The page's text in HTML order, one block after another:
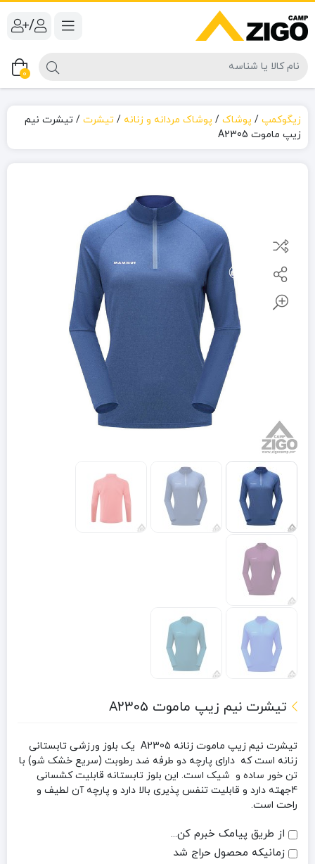
/
0
زیگوکمپ / پوشاک / پوشاک مردانه و زنانه / تیشرت / تیشرت نیم
زیپ ماموت A2305
تیشرت نیم زیپ ماموت A2305
تیشرت نیم زیپ ماموت زنانه A2305
یک بلوز ورزشی تابستانی
زنانه است که دارای پارچه دو طرفه ضد رطوبت (سریع خشک شو) با
تن خور ساده و شیک است. این بلوز تابستانه قابلیت ‌کشسانی
4جهته دارد و قابلیت تنفس پذیری بالا دارد و پارچه آن لطیف و
راحت است.
از طریق پیامک خبرم کن...
زمانیکه محصول حراج شد